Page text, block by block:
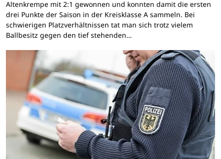
Altenkrempe mit 2:1 gewonnen und konnten damit die ersten
drei Punkte der Saison in der Kreisklasse A sammeln. Bei
schwierigen Platzverhältnissen tat man sich trotz vielem
Ballbesitz gegen den tief stehenden…